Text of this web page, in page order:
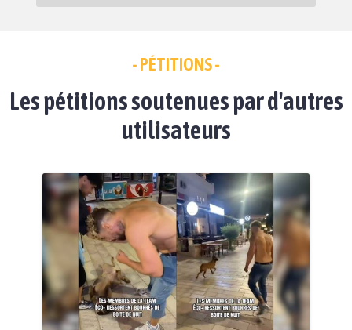
- PÉTITIONS -
Les pétitions soutenues par d'autres
utilisateurs